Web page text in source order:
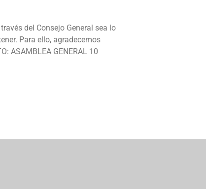
del Consejo General sea lo
Para ello, agradecemos
ASAMBLEA GENERAL 10